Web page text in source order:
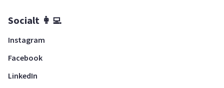
Socialt 👩‍💻
Instagram
Facebook
LinkedIn